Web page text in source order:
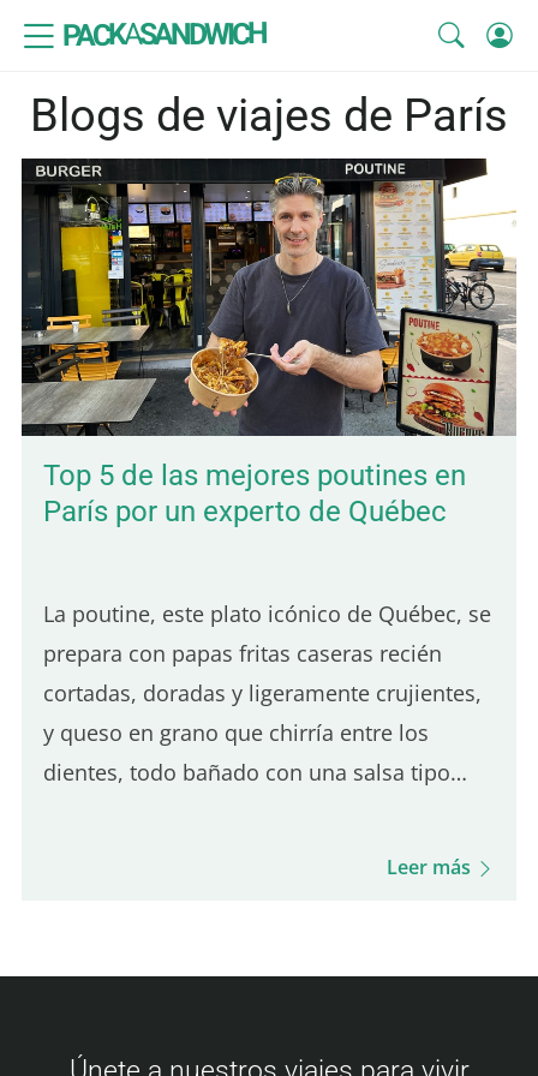
PACKASANDWICH
Blogs de viajes de París
Top 5 de las mejores poutines en
París por un experto de Québec
La poutine, este plato icónico de Québec, se
prepara con papas fritas caseras recién
cortadas, doradas y ligeramente crujientes,
y queso en grano que chirría entre los
dientes, todo bañado con una salsa tipo
estos tres ingredientes lo que define una
Leer más